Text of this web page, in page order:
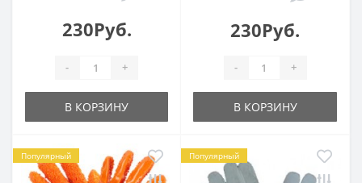
230Руб.
- +
В КОРЗИНУ
230Руб.
- +
В КОРЗИНУ
Популярный Популярный